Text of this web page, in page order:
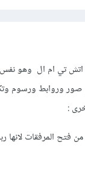
اتش تي ام ال وهو نفس
صور وروابط ورسوم
:
فتح المرفقات لانها